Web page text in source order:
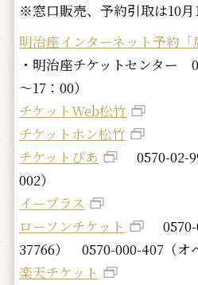
※窓口販売、予約引取は10月
明治座インターネット予約「
・明治座チケットセンター
～17：00）
チケットWeb松竹
チケットホン松竹
チケットぴあ
0570-02-
002）
イープラス
ローソンチケット
0570-
37766） 0570-000-407（オ
楽天チケット